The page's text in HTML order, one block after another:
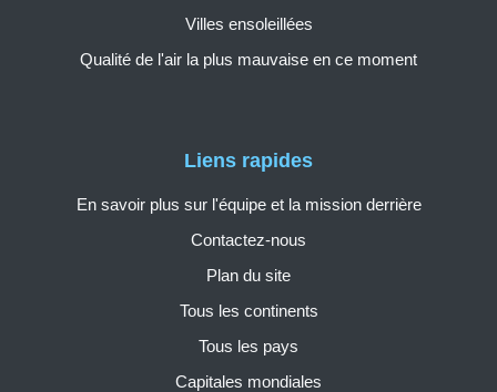
Liens rapides
En savoir plus sur l'équipe et la mission derrière
Contactez-nous
Plan du site
Tous les continents
Tous les pays
Capitales mondiales
Villes ensoleillées
Qualité de l'air la plus mauvaise en ce moment